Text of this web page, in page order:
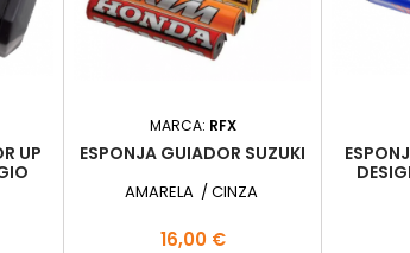
UP
MARCA: RFX
ESPONJA GUIADOR SUZUKI
AMARELA / CINZA
Preço
16,00 €